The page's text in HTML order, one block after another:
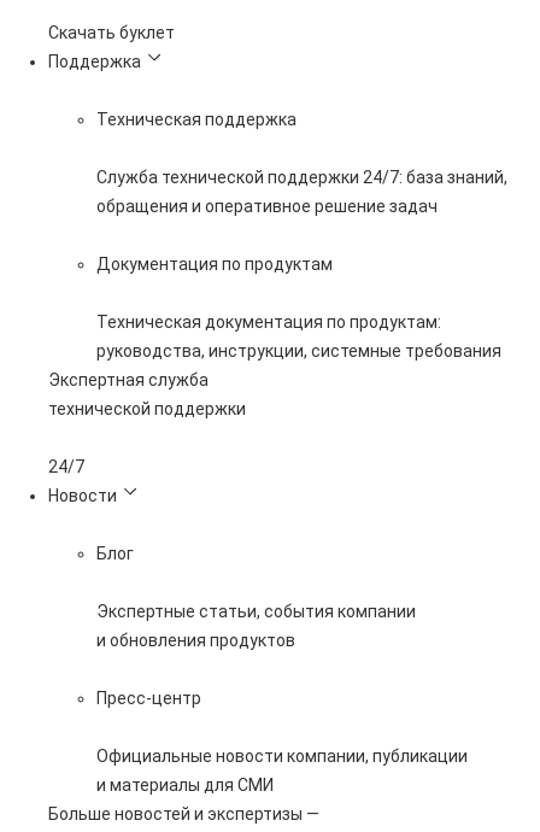
Скачать буклет
Поддержка
Техническая поддержка
Служба технической поддержки 24/7: база знаний,
обращения и оперативное решение задач
Документация по продуктам
Техническая документация по продуктам:
руководства, инструкции, системные требования
Экспертная служба
технической поддержки
24/7
Новости
Блог
Экспертные статьи, события компании
и обновления продуктов
Пресс-центр
Официальные новости компании, публикации
и материалы для СМИ
Больше новостей и экспертизы —